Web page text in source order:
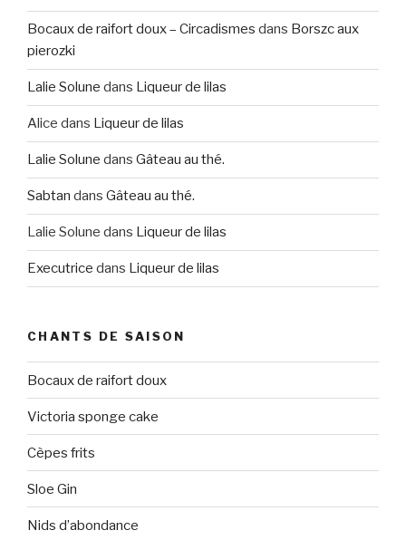
Bocaux de raifort doux – Circadismes dans Borszc aux
pierozki
Lalie Solune dans Liqueur de lilas
Alice dans Liqueur de lilas
Lalie Solune dans Gâteau au thé.
Sabtan dans Gâteau au thé.
Lalie Solune dans Liqueur de lilas
Executrice dans Liqueur de lilas
CHANTS DE SAISON
Bocaux de raifort doux
Victoria sponge cake
Cèpes frits
Sloe Gin
Nids d’abondance